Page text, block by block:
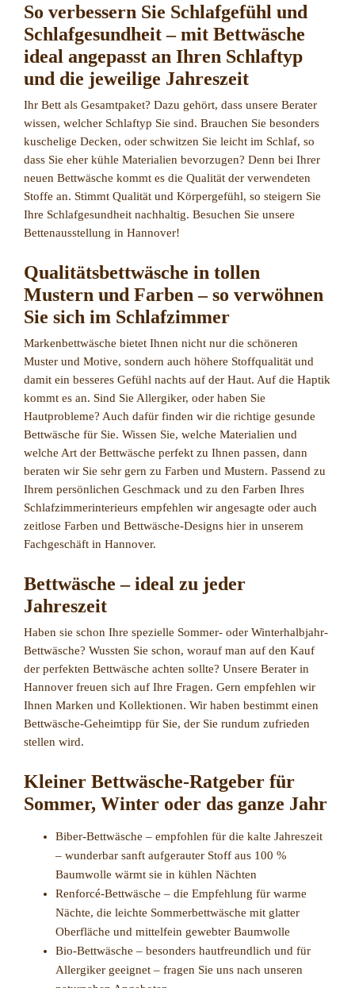
So verbessern Sie Schlafgefühl und
Schlafgesundheit – mit Bettwäsche
ideal angepasst an Ihren Schlaftyp
und die jeweilige Jahreszeit
Ihr Bett als Gesamtpaket? Dazu gehört, dass unsere Berater
wissen, welcher Schlaftyp Sie sind. Brauchen Sie besonders
kuschelige Decken, oder schwitzen Sie leicht im Schlaf, so
dass Sie eher kühle Materialien bevorzugen? Denn bei Ihrer
neuen Bettwäsche kommt es die Qualität der verwendeten
Stoffe an. Stimmt Qualität und Körpergefühl, so steigern Sie
Ihre Schlafgesundheit nachhaltig. Besuchen Sie unsere
Bettenausstellung in Hannover!
Qualitätsbettwäsche in tollen
Mustern und Farben – so verwöhnen
Sie sich im Schlafzimmer
Markenbettwäsche bietet Ihnen nicht nur die schöneren
Muster und Motive, sondern auch höhere Stoffqualität und
damit ein besseres Gefühl nachts auf der Haut. Auf die Haptik
kommt es an. Sind Sie Allergiker, oder haben Sie
Hautprobleme? Auch dafür finden wir die richtige gesunde
Bettwäsche für Sie. Wissen Sie, welche Materialien und
welche Art der Bettwäsche perfekt zu Ihnen passen, dann
beraten wir Sie sehr gern zu Farben und Mustern. Passend zu
Ihrem persönlichen Geschmack und zu den Farben Ihres
Schlafzimmerinterieurs empfehlen wir angesagte oder auch
zeitlose Farben und Bettwäsche-Designs hier in unserem
Fachgeschäft in Hannover.
Bettwäsche – ideal zu jeder
Jahreszeit
Haben sie schon Ihre spezielle Sommer- oder Winterhalbjahr-
Bettwäsche? Wussten Sie schon, worauf man auf den Kauf
der perfekten Bettwäsche achten sollte? Unsere Berater in
Hannover freuen sich auf Ihre Fragen. Gern empfehlen wir
Ihnen Marken und Kollektionen. Wir haben bestimmt einen
Bettwäsche-Geheimtipp für Sie, der Sie rundum zufrieden
stellen wird.
Kleiner Bettwäsche-Ratgeber für
Sommer, Winter oder das ganze Jahr
Biber-Bettwäsche – empfohlen für die kalte Jahreszeit
– wunderbar sanft aufgerauter Stoff aus 100 %
Baumwolle wärmt sie in kühlen Nächten
Renforcé-Bettwäsche – die Empfehlung für warme
Nächte, die leichte Sommerbettwäsche mit glatter
Oberfläche und mittelfein gewebter Baumwolle
Bio-Bettwäsche – besonders hautfreundlich und für
Allergiker geeignet – fragen Sie uns nach unseren